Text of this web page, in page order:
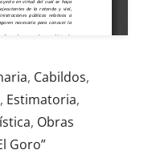
, Cabildos,
, Estimatoria,
, Obras
Goro”